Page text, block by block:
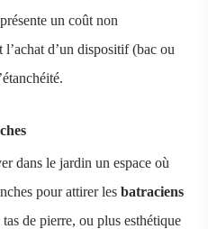
un coût non
d’un dispositif (bac ou
dans le jardin un espace où
pour attirer les batraciens
de pierre, ou plus esthétique